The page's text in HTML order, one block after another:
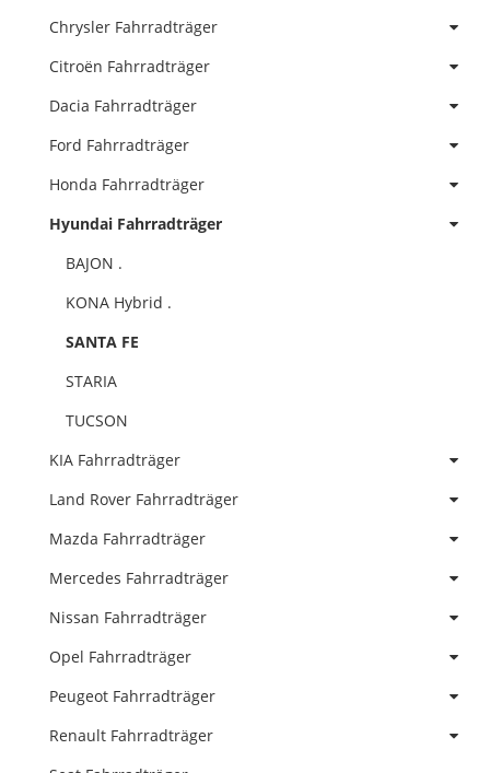
Chrysler Fahrradträger
Citroën Fahrradträger
Dacia Fahrradträger
Ford Fahrradträger
Honda Fahrradträger
Hyundai Fahrradträger
BAJON .
KONA Hybrid .
SANTA FE
STARIA
TUCSON
KIA Fahrradträger
Land Rover Fahrradträger
Mazda Fahrradträger
Mercedes Fahrradträger
Nissan Fahrradträger
Opel Fahrradträger
Peugeot Fahrradträger
Renault Fahrradträger